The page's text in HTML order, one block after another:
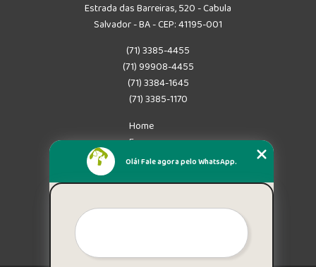
Estrada das Barreiras, 520 - Cabula
Salvador - BA - CEP: 41195-001
(71) 3385-4455
(71) 99908-4455
(71) 3384-1645
(71) 3385-1170
Home
Empresa
Missão
Mapa do site
Olá! Fale agora pelo WhatsApp.